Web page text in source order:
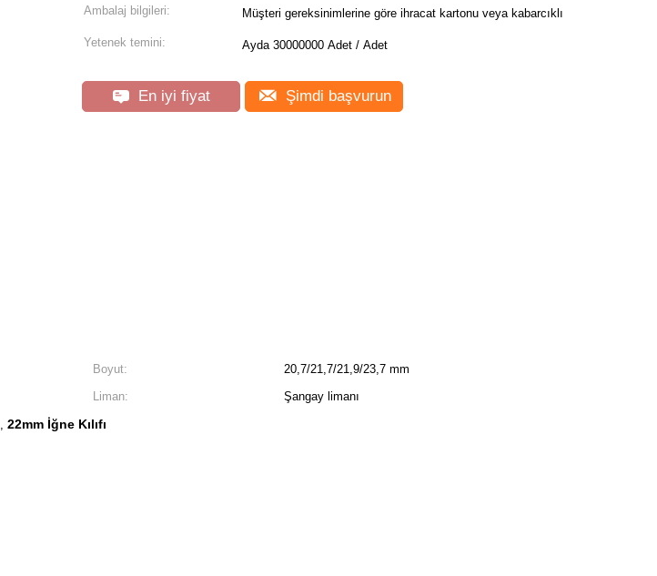
Ambalaj bilgileri: Müşteri gereksinimlerine göre ihracat kartonu veya kabarcıklı
Yetenek temini: Ayda 30000000 Adet / Adet
En iyi fiyat Şimdi başvurun
Boyut:
20,7/21,7/21,9/23,7 mm
Liman:
Şangay limanı
, 22mm İğne Kılıfı